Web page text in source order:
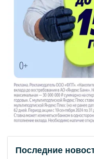
Последние